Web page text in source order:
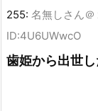
255: 名無しさん
ID:4U6UWwcO
歯姫から出世